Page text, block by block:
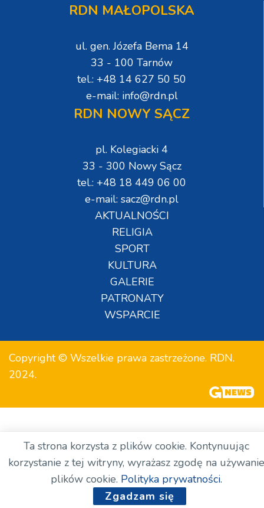
RDN MAŁOPOLSKA
ul. gen. Józefa Bema 14
33 - 100 Tarnów
tel.: +48 14 627 50 50
e-mail: info@rdn.pl
RDN NOWY SĄCZ
pl. Kolegiacki 4
33 - 300 Nowy Sącz
tel.: +48 18 449 06 00
e-mail: sacz@rdn.pl
AKTUALNOŚCI
RELIGIA
SPORT
KULTURA
GALERIE
PATRONATY
WSPARCIE
Copyright © Wszelkie prawa zastrzeżone. RDN.
2024.
Ta strona korzysta z plików cookie. Kontynuując
korzystanie z tej witryny, wyrażasz zgodę na używanie
plików cookie. Polityka prywatności.
Zgadzam się